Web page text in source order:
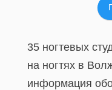
35 ногтевых
на ногтях в
информация